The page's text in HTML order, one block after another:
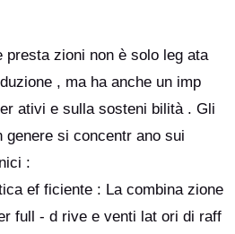
presta zioni non è solo leg ata
, ma ha anche un imp
ativi e sulla sosteni bilità . Gli
si concentr ano sui
:
ef ficiente : La combina zione
full - d rive e venti lat ori di raff